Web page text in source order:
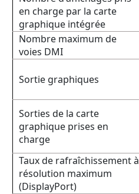
en charge par la carte
graphique intégrée
Nombre maximum de
voies DMI
Sortie graphiques
Sorties de la carte
graphique prises en
charge
Taux de rafraîchissement à
résolution maximum
(DisplayPort)